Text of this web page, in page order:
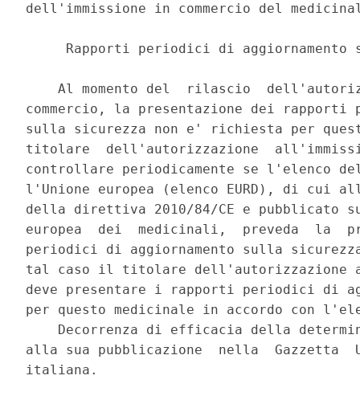
dell'immissione in commercio del
Rapporti periodici di aggiornamento
Al momento del  rilascio
commercio, la presentazione dei
sulla sicurezza non e' richiesta per
titolare  dell'autorizzazione
controllare periodicamente se l'elenco
l'Unione europea (elenco EURD), di
della direttiva 2010/84/CE e pubblicato
europea  dei  medicinali,  preveda  la
periodici di aggiornamento sulla
tal caso il titolare dell'autorizzazione
deve presentare i rapporti periodici di
per questo medicinale in accordo con
Decorrenza di efficacia della
alla sua pubblicazione  nella  Gazzetta